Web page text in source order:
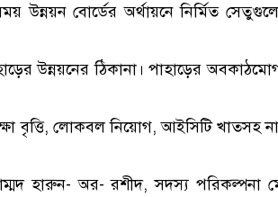
উন্নয়ন বোর্ডের অর্থায়নে নির্মিত
উন্নয়নের ঠিকানা। পাহাড়ের
বৃত্তি, লোকবল নিয়োগ, আইসিটি খাতসহ
হারুন- অর- রশীদ, সদস্য পরিকল্পনা